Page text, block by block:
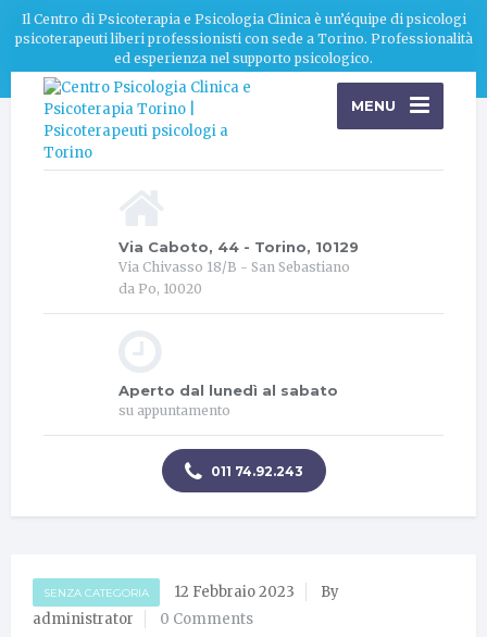
Il Centro di Psicoterapia e Psicologia Clinica è un’équipe di psicologi
psicoterapeuti liberi professionisti con sede a Torino. Professionalità
ed esperienza nel supporto psicologico.
MENU
Via Caboto, 44 - Torino, 10129
Via Chivasso 18/B - San Sebastiano
da Po, 10020
Aperto dal lunedì al sabato
su appuntamento
011 74.92.243
SENZA CATEGORIA 12 Febbraio 2023
By
administrator
0 Comments